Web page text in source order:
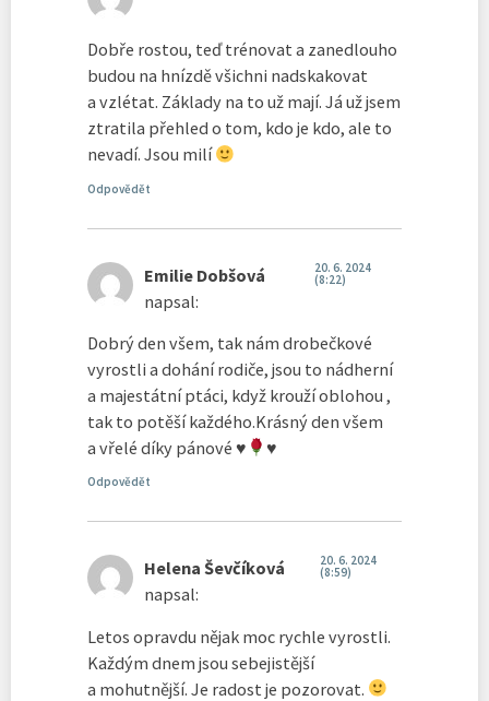
Dobře rostou, teď trénovat a zanedlouho
budou na hnízdě všichni nadskakovat
a vzlétat. Základy na to už mají. Já už jsem
ztratila přehled o tom, kdo je kdo, ale to
nevadí. Jsou milí
Odpovědět
Emilie Dobšová
napsal:
20. 6. 2024
(8:22)
Dobrý den všem, tak nám drobečkové
vyrostli a dohání rodiče, jsou to nádherní
a majestátní ptáci, když krouží oblohou ,
tak to potěší každého.Krásný den všem
a vřelé díky pánové ♥️ ♥️
Odpovědět
Helena Ševčíková
napsal:
20. 6. 2024
(8:59)
Letos opravdu nějak moc rychle vyrostli.
Každým dnem jsou sebejistější
a mohutnější. Je radost je pozorovat.